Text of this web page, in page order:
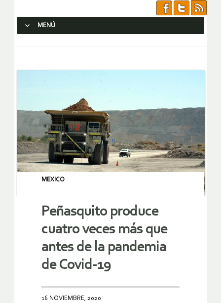
MENÚ
MEXICO
Peñasquito produce
cuatro veces más que
antes de la pandemia
de Covid-19
16 NOVIEMBRE, 2020